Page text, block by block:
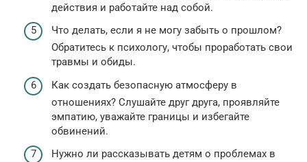
действия и работайте над собой.
Что делать, если я не могу забыть о прошлом?
Обратитесь к психологу, чтобы проработать свои
травмы и обиды.
Как создать безопасную атмосферу в
отношениях? Слушайте друг друга, проявляйте
эмпатию, уважайте границы и избегайте
обвинений.
Нужно ли рассказывать детям о проблемах в